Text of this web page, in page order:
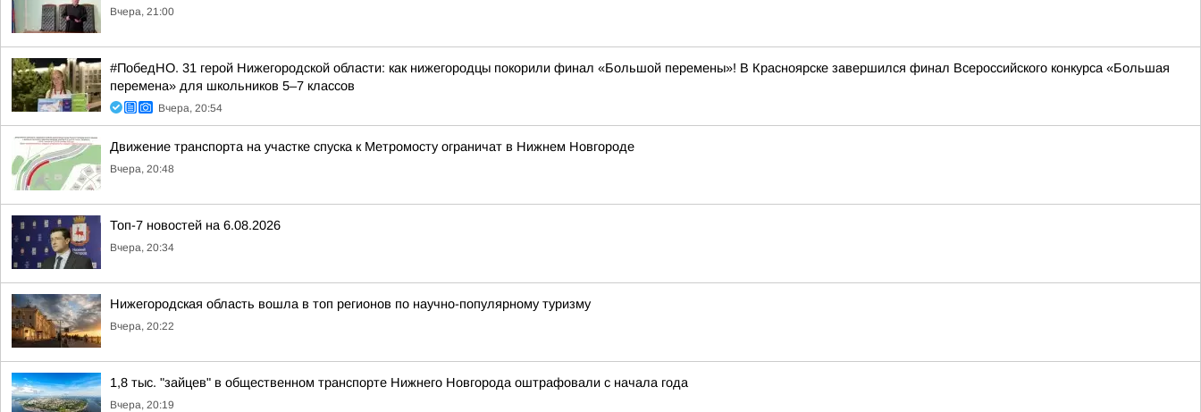
Вчера, 21:00
#ПобедНО. 31 герой Нижегородской области: как нижегородцы покорили финал «Большой перемены»! В Красноярске завершился финал Всероссийского конкурса «Большая
перемена» для школьников 5–7 классов
Вчера, 20:54
Движение транспорта на участке спуска к Метромосту ограничат в Нижнем Новгороде
Вчера, 20:48
Топ-7 новостей на 6.08.2026
Вчера, 20:34
Нижегородская область вошла в топ регионов по научно-популярному туризму
Вчера, 20:22
1,8 тыс. "зайцев" в общественном транспорте Нижнего Новгорода оштрафовали с начала года
Вчера, 20:19